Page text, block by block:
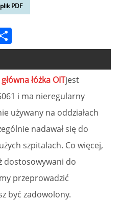
PDF
łóżka OITjest
i ma nieregularny
używany na oddziałach
nadawał się do
szpitalach. Co więcej,
dostosowywani do
przeprowadzić
być zadowolony.